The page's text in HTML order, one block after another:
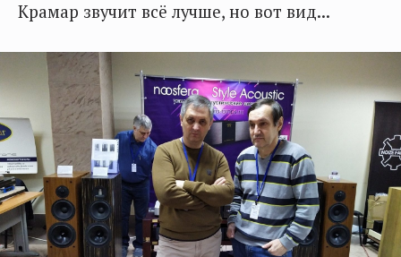
Крамар звучит всё лучше, но вот вид...